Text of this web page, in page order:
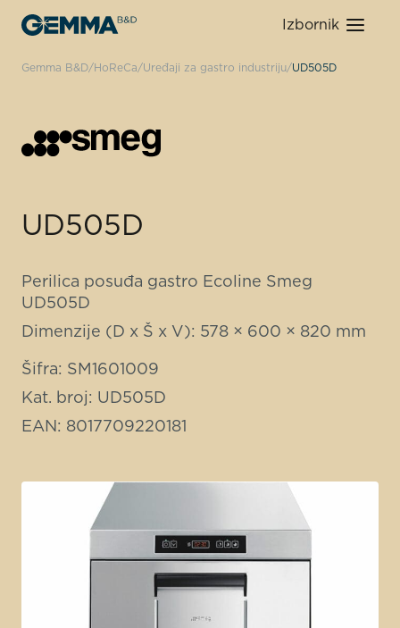
Izbornik
Gemma B&D HoReCa Uređaji za gastro industriju UD505D
UD505D
Perilica posuđa gastro Ecoline Smeg
UD505D
Dimenzije (D x Š x V): 578 × 600 × 820 mm
Šifra: SM1601009
Kat. broj: UD505D
EAN: 8017709220181